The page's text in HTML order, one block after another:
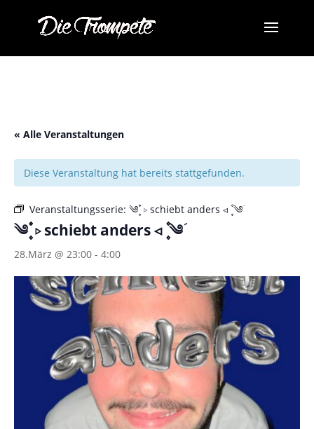
« Alle Veranstaltungen
Diese Veranstaltung hat bereits stattgefunden.
Veranstaltungsserie: ༄ؘ ۪۪۫۫ ▹ schiebt anders ◃ ۪۪۫۫ ༄ؘ
༄ؘ ۪۪۫۫ ▹ schiebt anders ◃ ۪۪۫۫ ༄ؘ
28.März @ 23:00 - 4:00